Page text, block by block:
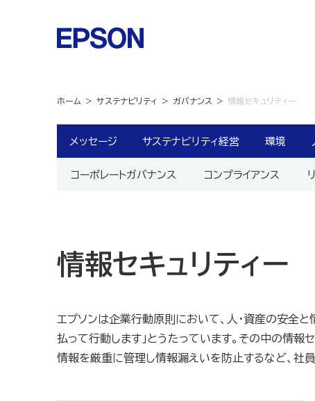
ホーム サステナビリティ ガバナンス 情報セキュリティー
メッセージ サステナビリティ経営 環境
コーポレートガバナンス コンプライアンス
情報セキュリティー
エプソンは企業行動原則において、人・資産の安全
払って行動します」とうたっています。その中の情報
情報を厳重に管理し情報漏えいを防止するなど、社